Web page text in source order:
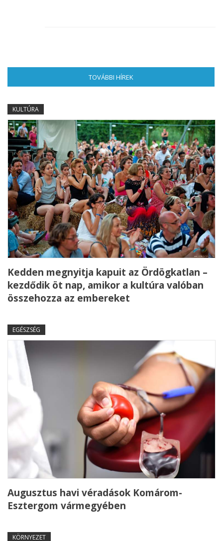
TOVÁBBI HÍREK
KULTÚRA
Kedden megnyitja kapuit az Ördögkatlan –
kezdődik öt nap, amikor a kultúra valóban
összehozza az embereket
EGÉSZSÉG
Augusztus havi véradások Komárom-
Esztergom vármegyében
KÖRNYEZET